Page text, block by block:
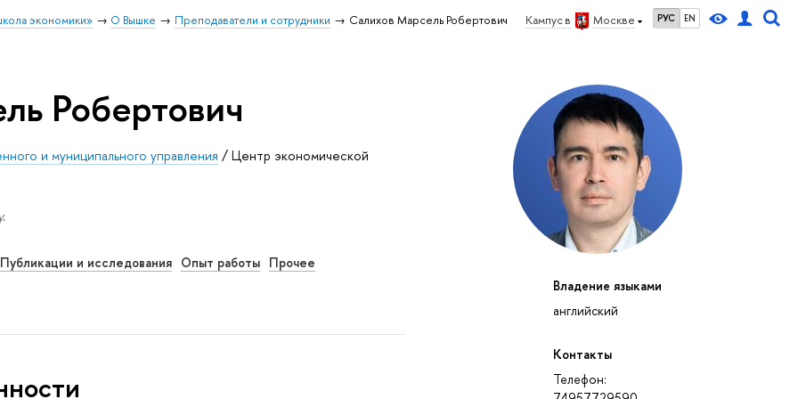
Кампус в Москве РУС EN
экономики» О Вышке Преподаватели и сотрудники Салихов Марсель Робертович
Владение языками
английский
Контакты
Телефон:
Робертович
и муниципального управления /Центр экономической
Публикации и исследования Опыт работы Прочее